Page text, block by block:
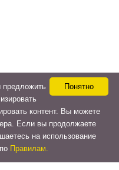
Понятно
контент. Вы можете
Если вы продолжаете
на использование
Правилам.